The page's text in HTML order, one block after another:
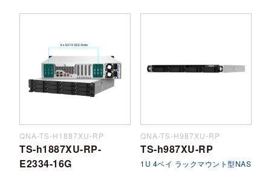
QNA-TS-H1887XU-RP
TS-h1887XU-RP-
E2334-16G
QNA-TS-H987XU-RP
TS-h987XU-RP
1U 4ベイ ラックマウント型NAS